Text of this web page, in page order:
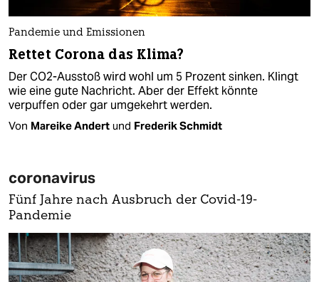
Pandemie und Emissionen
Rettet Corona das Klima?
Der CO2-Ausstoß wird wohl um 5 Prozent sinken. Klingt
wie eine gute Nachricht. Aber der Effekt könnte
verpuffen oder gar umgekehrt werden.
Von Mareike Andert und Frederik Schmidt
coronavirus
Fünf Jahre nach Ausbruch der Covid-19-
Pandemie